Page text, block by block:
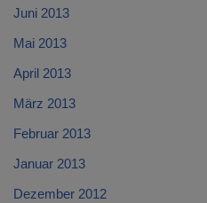
Juni 2013
Mai 2013
April 2013
März 2013
Februar 2013
Januar 2013
Dezember 2012